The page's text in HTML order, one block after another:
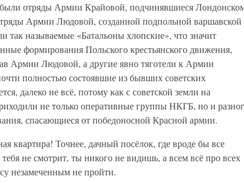
были отряды Армии Крайовой, подчинявшиеся
Армии Людовой, созданной подпольной варшавской
называемые «Батальоны хлопские», что значит
формирования Польского крестьянского движения,
Армии Людовой, а другие явно тяготели к Армии
полностью состоявшие из бывших советских
далеко не всё, потому как с советской земли на
не только оперативные группы НКГБ, но и
спасающиеся от победоносной Красной армии.
квартира! Точнее, дачный посёлок, где вроде бы все
не смотрит, ты никого не видишь, а всем всё про всех
незамеченным не пройти.